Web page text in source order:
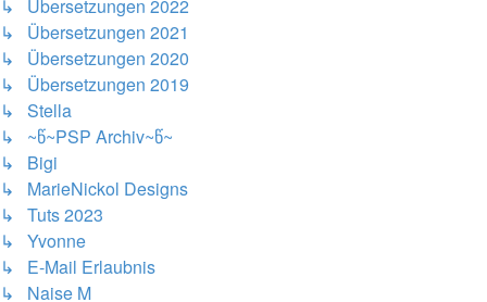
↳ Übersetzungen 2022
↳ Übersetzungen 2021
↳ Übersetzungen 2020
↳ Übersetzungen 2019
↳ Stella
↳ ~წ~PSP Archiv~წ~
↳ Bigi
↳ MarieNickol Designs
↳ Tuts 2023
↳ Yvonne
↳ E-Mail Erlaubnis
↳ Naise M